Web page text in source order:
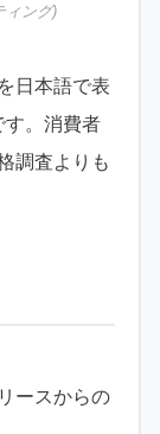
ィング)
日本語で表
す。消費者
調査よりも
ースからの